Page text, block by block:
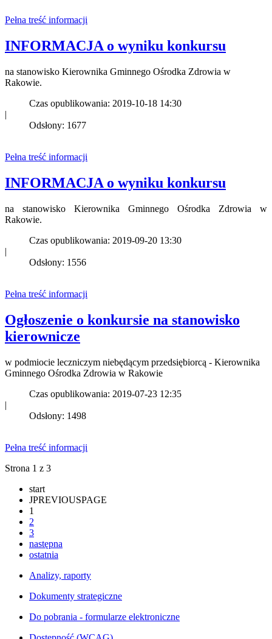
Pełna treść informacji
INFORMACJA o wyniku konkursu
na stanowisko Kierownika Gminnego Ośrodka Zdrowia w
Rakowie.
Czas opublikowania: 2019-10-18 14:30
|
Odsłony: 1677
Pełna treść informacji
INFORMACJA o wyniku konkursu
na stanowisko Kierownika Gminnego Ośrodka Zdrowia w
Rakowie.
Czas opublikowania: 2019-09-20 13:30
|
Odsłony: 1556
Pełna treść informacji
Ogłoszenie o konkursie na stanowisko
kierownicze
w podmiocie leczniczym niebędącym przedsiębiorcą - Kierownika
Gminnego Ośrodka Zdrowia w Rakowie
Czas opublikowania: 2019-07-23 12:35
|
Odsłony: 1498
Pełna treść informacji
Strona 1 z 3
start
JPREVIOUSPAGE
1
2
3
następna
ostatnia
Analizy, raporty
Dokumenty strategiczne
Do pobrania - formularze elektroniczne